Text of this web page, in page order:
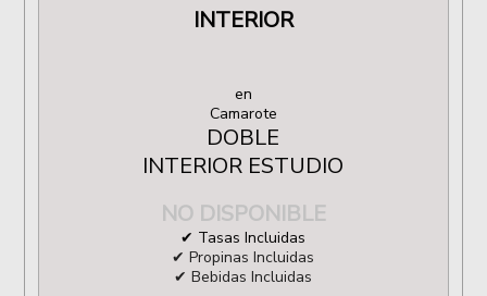
INTERIOR
en
Camarote
DOBLE
INTERIOR ESTUDIO
NO DISPONIBLE
✔ Tasas Incluidas
✔ Propinas Incluidas
✔ Bebidas Incluidas